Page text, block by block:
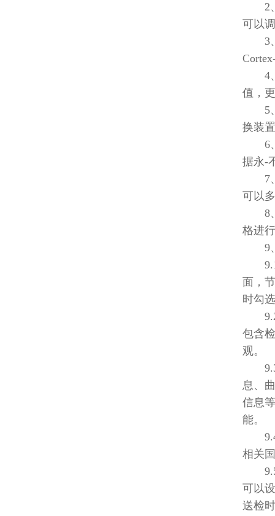
2、
可以
3、
4、
值，
5、
换装
6、
据永-
7、
可以
8、
格进
9、
9.1
面，
时勾
9.2
包含
观。
9.3
息、
信息
能。
9.4
相关
9.5
可以
送检